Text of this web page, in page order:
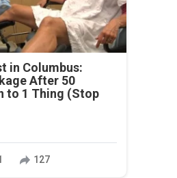
in Columbus:
After 50
to 1 Thing (Stop
127